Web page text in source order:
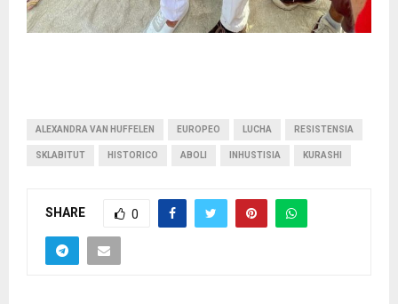
ALEXANDRA VAN HUFFELEN EUROPEO LUCHA RESISTENSIA
SKLABITUT HISTORICO ABOLI INHUSTISIA KURASHI
SHARE 0